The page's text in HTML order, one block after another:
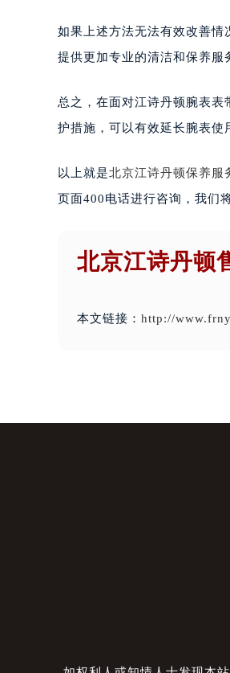
如果上述方法无法有效改善情
提供更加专业的清洁和保养服
总之，在面对江诗丹顿腕表
护措施，可以有效延长腕表使
以上就是北京江诗丹顿保养服
页面400电话进行咨询，我们
北京江诗丹顿
本文链接： http://